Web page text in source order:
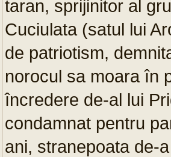
taran, sprijinitor al
Cuciulata (satul lui
de patriotism,
norocul sa moara în
încredere de-al lui
condamnat pentru
ani, stranepoata de-